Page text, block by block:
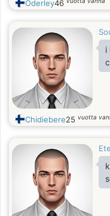
Oderley46
i
Chidiebere25 vuotta